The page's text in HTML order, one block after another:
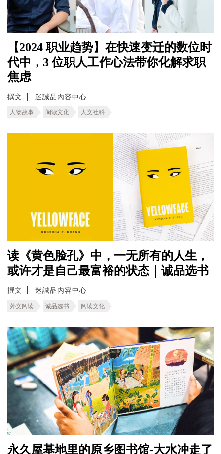
【2024 职业趋势】在快速变迁的数位时
代中，3 位职人工作心法带你化解求职
焦虑
撰文 迷誠品內容中心
人物故事 阅读文化 人文社科
读《黄色脸孔》中，一无所有的人生，
或许才是自己最富裕的状态｜诚品选书
撰文 迷誠品內容中心
外文阅读 诚品选书 阅读文化
永久屋基地里的原乡图书馆-大水冲走了